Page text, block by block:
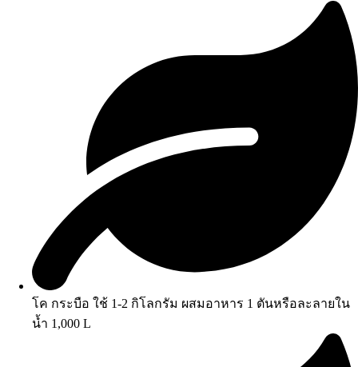
โค กระบือ ใช้ 1-2 กิโลกรัม ผสมอาหาร 1 ตันหรือละลายใน
น้ำ 1,000 L